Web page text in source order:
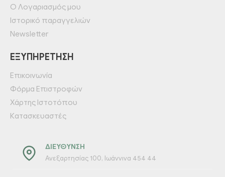
Ο Λογαριασμός μου
Ιστορικό παραγγελιών
Newsletter
ΕΞΥΠΗΡΈΤΗΣΗ
Επικοινωνία
Φόρμα Επιστροφών
Χάρτης Ιστοτόπου
Κατασκευαστές
ΔΙΕΎΘΥΝΣΗ
Ανεξαρτησίας 100, Ιωάννινα 454 44